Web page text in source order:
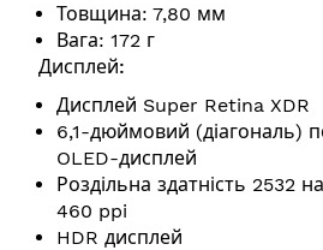
Товщина: 7,80 мм
Вага: 172 г
Дисплей:
Дисплей Super Retina XDR
6,1-дюймовий (діагональ)
OLED-дисплей
Роздільна здатність 2532
460 ppi
HDR дисплей